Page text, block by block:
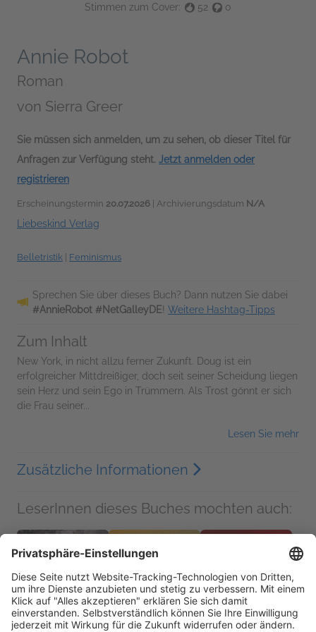
Stimmen zum Cover: 52 0
Annie Robot
Roman
von Sierra Greer
Sie müssen sich anmelden, um zu sehen, ob dieser Titel für
Anfragen zur Verfügung steht. Jetzt anmelden oder
registrieren
Erscheinungstermin 20.07.2026 | Archivierungsdatum N/A
Liebeskind Verlag
Belletristik | Feminismus
Sprechen Sie über dieses Buch? Dann nutzen Sie dabei
#AnnieRobot #NetGalleyDE! Weitere Hashtag-Tipps
Zum Inhalt
New York, in nicht allzu ferner Zukunft. Doug ist ein
erfolgreicher Mittdreißiger, doch seit seiner Scheidung liegen
sein Herz und sein Ego in Trümmern. Als Trost gönnt er sich
die Frau seiner...
Lesen Sie mehr
Zusätzliche Informationen
LeserInnen dieses Buches mochten auch: